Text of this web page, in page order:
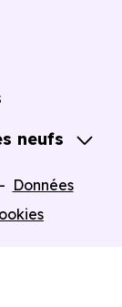
VEFA
neufs
Données